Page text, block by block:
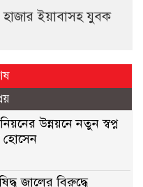
হাজার ইয়াবাসহ যুবক
উন্নয়নে নতুন স্বপ্ন
হোসেন
জালের বিরুদ্ধে